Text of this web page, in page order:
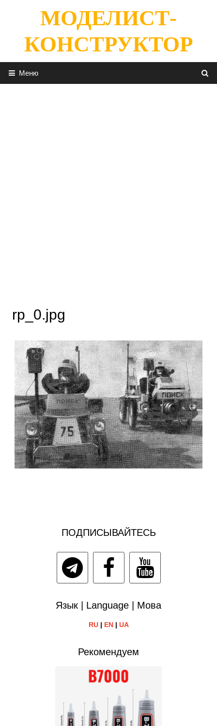
содержимомуМОДЕЛИСТ-
КОНСТРУКТОР
Меню
rp_0.jpg
ПОДПИСЫВАЙТЕСЬ
Язык | Language | Мова
RU| EN| UA
Рекомендуем